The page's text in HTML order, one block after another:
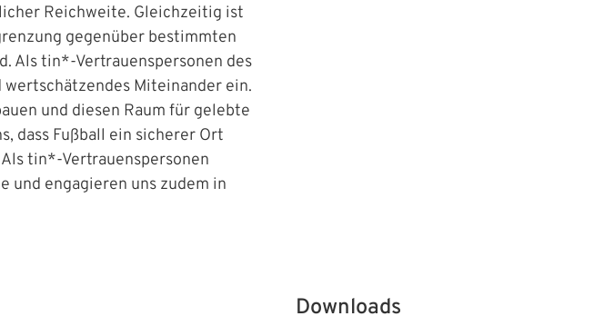
Reichweite. Gleichzeitig ist
gegenüber bestimmten
Als tin*-Vertrauenspersonen des
Miteinander ein.
und diesen Raum für gelebte
dass Fußball ein sicherer Ort
tin*-Vertrauenspersonen
engagieren uns zudem in
Downloads